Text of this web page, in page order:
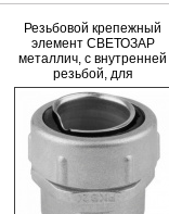
Резьбовой крепежный
элемент СВЕТОЗАР
металлич, с внутренней
резьбой, для
металлорукава
диаметром 15мм, IP54